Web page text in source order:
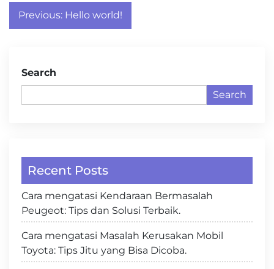
Post
navigation
Previous: Hello world!
Search
Search
Recent Posts
Cara mengatasi Kendaraan Bermasalah
Peugeot: Tips dan Solusi Terbaik.
Cara mengatasi Masalah Kerusakan Mobil
Toyota: Tips Jitu yang Bisa Dicoba.